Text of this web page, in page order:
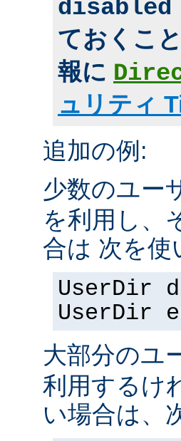
ておくこ
報に
ュリティ
追加の例:
少数のユー
を利用し、
合は 次を使
UserDir
UserDir
大部分のユ
利用するけ
い場合は、